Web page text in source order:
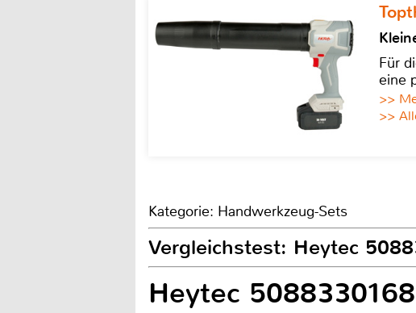
Für
eine
>>
>>
Kategorie: Handwerkzeug-Sets
Vergleichstest: Heytec
Heytec